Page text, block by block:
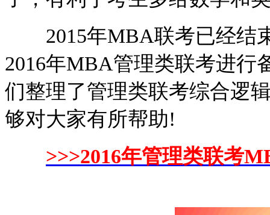
2015年MBA联考已经结
2016年MBA管理类联考进行
们整理了管理类联考综合逻
够对大家有所帮助!
>>>2016年管理类联考